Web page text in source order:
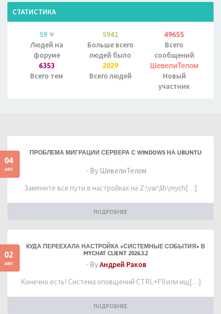
СТАТИСТИКА
59
Людей на
форуме
5941
Больше всего
людей было
49655
Всего
сообщений
6353
Всего тем
2029
Всего людей
ШевелиТелом
Новый
участник
04
авг
ПРОБЛЕМА МИГРАЦИИ СЕРВЕРА С WINDOWS НА UBUNTU
- By ШевелиТелом
Замените все пути в настройках на Z:\var\lib\mych[…]
ПОДРОБНЕЕ
02
авг
КУДА ПЕРЕЕХАЛА НАСТРОЙКА «СИСТЕМНЫЕ СОБЫТИЯ» В
MYCHAT CLIENT 2026.3.2
- ByАндрей Раков
Конечно есть! Система оповщений CTRL+F9 или ищ[…]
ПОДРОБНЕЕ